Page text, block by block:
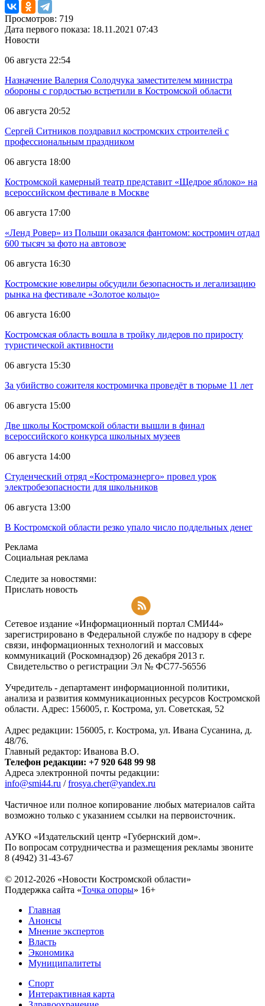
Просмотров: 719
Дата первого показа: 18.11.2021 07:43
Новости
06 августа 22:54
Назначение Валерия Солодчука заместителем министра
обороны с гордостью встретили в Костромской области
06 августа 20:52
Сергей Ситников поздравил костромских строителей с
профессиональным праздником
06 августа 18:00
Костромской камерный театр представит «Щедрое яблоко» на
всероссийском фестивале в Москве
06 августа 17:00
«Ленд Ровер» из Польши оказался фантомом: костромич отдал
600 тысяч за фото на автовозе
06 августа 16:30
Костромские ювелиры обсудили безопасность и легализацию
рынка на фестивале «Золотое кольцо»
06 августа 16:00
Костромская область вошла в тройку лидеров по приросту
туристической активности
06 августа 15:30
За убийство сожителя костромичка проведёт в тюрьме 11 лет
06 августа 15:00
Две школы Костромской области вышли в финал
всероссийского конкурса школьных музеев
06 августа 14:00
Студенческий отряд «Костромаэнерго» провел урок
электробезопасности для школьников
06 августа 13:00
В Костромской области резко упало число поддельных денег
Реклама
Социальная реклама
Следите за новостями:
Прислать новость
Сетевое издание «Информационный портал СМИ44»
зарегистрировано в Федеральной службе по надзору в сфере
связи, информационных технологий и массовых
коммуникаций (Роскомнадзор) 26 декабря 2013 г.
Свидетельство о регистрации Эл № ФC77-56556
Учредитель - департамент информационной политики,
анализа и развития коммуникационных ресурсов Костромской
области. Адрес: 156005, г. Кострома, ул. Советская, 52
Адрес редакции: 156005, г. Кострома, ул. Ивана Сусанина, д.
48/76.
Главный редактор: Иванова В.О.
Телефон редакции: +7 920 648 99 98
Адреса электронной почты редакции:
info@smi44.ru /frosya.cher@yandex.ru
Частичное или полное копирование любых материалов сайта
возможно только с указанием ссылки на первоисточник.
АУКО «Издательский центр «Губернский дом».
По вопросам сотрудничества и размещения рекламы звоните
8 (4942) 31-43-67
© 2012-2026 «Новости Костромской области»
Поддержка сайта «Точка опоры» 16+
Главная
Анонсы
Мнение экспертов
Власть
Экономика
Муниципалитеты
Спорт
Интерактивная карта